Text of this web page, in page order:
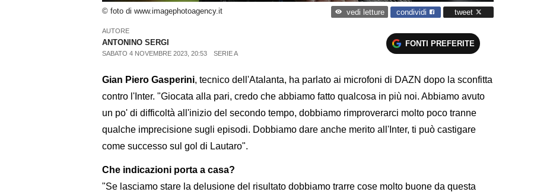
© foto di www.imagephotoagency.it vedi letture condividi tweet
AUTORE
ANTONINO SERGI
SABATO 4 NOVEMBRE 2023, 20:53 SERIE A
FONTI PREFERITE
Gian Piero Gasperini, tecnico dell'Atalanta, ha parlato ai microfoni di DAZN dopo la sconfitta
contro l'Inter. "Giocata alla pari, credo che abbiamo fatto qualcosa in più noi. Abbiamo avuto
un po' di difficoltà all'inizio del secondo tempo, dobbiamo rimproverarci molto poco tranne
qualche imprecisione sugli episodi. Dobbiamo dare anche merito all'Inter, ti può castigare
come successo sul gol di Lautaro".
Che indicazioni porta a casa?
"Se lasciamo stare la delusione del risultato dobbiamo trarre cose molto buone da questa